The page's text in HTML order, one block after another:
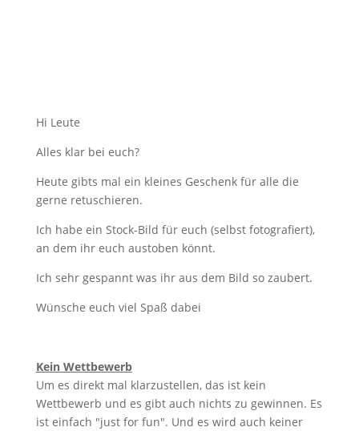
Hi Leute
Alles klar bei euch?
Heute gibts mal ein kleines Geschenk für alle die
gerne retuschieren.
Ich habe ein Stock-Bild für euch (selbst fotografiert),
an dem ihr euch austoben könnt.
Ich sehr gespannt was ihr aus dem Bild so zaubert.
Wünsche euch viel Spaß dabei
Kein Wettbewerb
Um es direkt mal klarzustellen, das ist kein
Wettbewerb und es gibt auch nichts zu gewinnen. Es
ist einfach "just for fun". Und es wird auch keiner